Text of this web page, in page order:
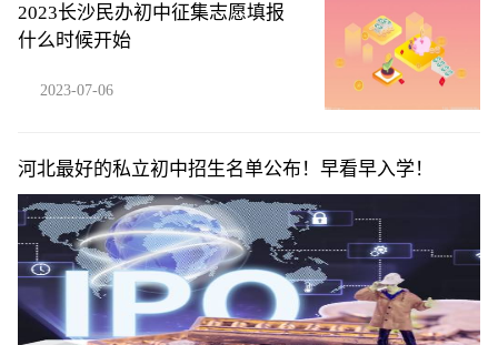
2023长沙民办初中征集志愿填报
什么时候开始
2023-07-06
河北最好的私立初中招生名单公布！早看早入学！